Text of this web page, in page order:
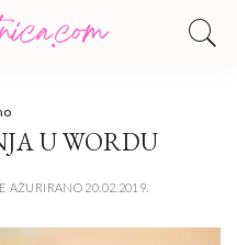
U WORDU
AŽURIRANO 20.02.2019.